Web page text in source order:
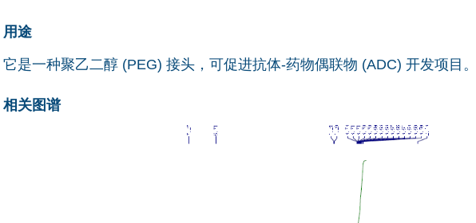
用途
它是一种聚乙二醇 (PEG) 接头，可促进抗体-药物偶联物 (ADC) 开发项目
相关图谱